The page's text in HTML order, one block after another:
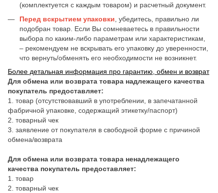
(комплектуется с каждым товаром) и расчетный документ.
Перед вскрытием упаковки , убедитесь, правильно ли
подобран товар. Если Вы сомневаетесь в правильности
выбора по каким-либо параметрам или характеристикам,
– рекомендуем не вскрывать его упаковку до уверенности,
что вернуть/обменять его необходимости не возникнет.
Более детальная информация про гарантию, обмен и возврат
Для обмена или возврата товара надлежащего качества
покупатель предоставляет:
1. товар (отсутствовавший в употреблении, в запечатанной
фабричной упаковке, содержащий этикетку/паспорт)
2. товарный чек
3. заявление от покупателя в свободной форме с причиной
обмена/возврата
Для обмена или возврата товара ненадлежащего
качества покупатель предоставляет:
1. товар
2. товарный чек